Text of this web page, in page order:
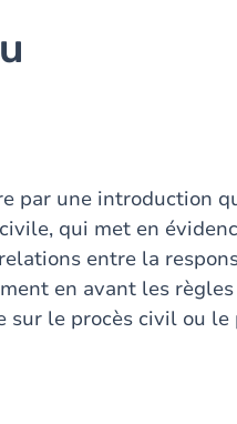
par une introduction
qui met en
entre la
en avant les
sur le procès civil ou